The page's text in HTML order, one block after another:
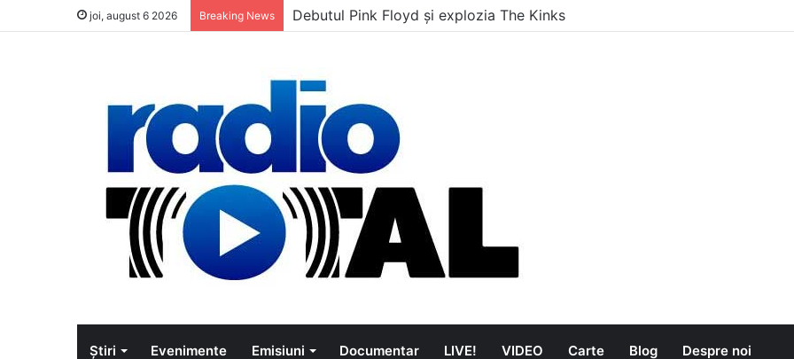
joi, august 6 2026 Breaking News Debutul Pink Floyd și explozia The Kinks
Știri Evenimente Emisiuni Documentar LIVE! VIDEO Carte Blog Despre noi